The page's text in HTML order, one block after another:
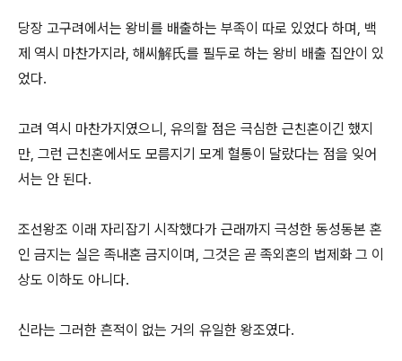
당장 고구려에서는 왕비를 배출하는 부족이 따로 있었다 하며, 백
제 역시 마찬가지라, 해씨解氏를 필두로 하는 왕비 배출 집안이 있
었다.
고려 역시 마찬가지였으니, 유의할 점은 극심한 근친혼이긴 했지
만, 그런 근친혼에서도 모름지기 모계 혈통이 달랐다는 점을 잊어
서는 안 된다.
조선왕조 이래 자리잡기 시작했다가 근래까지 극성한 동성동본 혼
인 금지는 실은 족내혼 금지이며, 그것은 곧 족외혼의 법제화 그 이
상도 이하도 아니다.
신라는 그러한 흔적이 없는 거의 유일한 왕조였다.